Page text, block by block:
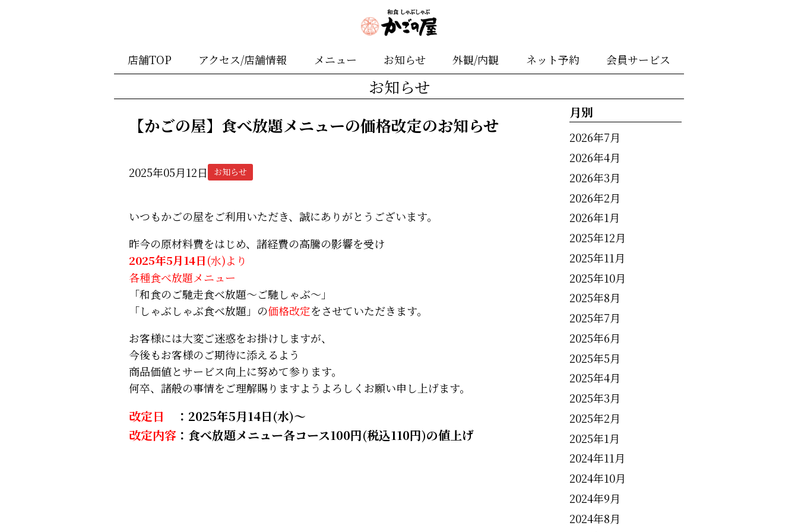
店舗TOP アクセス/店舗情報 メニュー お知らせ 外観/内観 ネット予約 会員サービス
お知らせ
【かごの屋】食べ放題メニューの価格改定のお知らせ
2025年05月12日 お知らせ
いつもかごの屋をご利用いただき、誠にありがとうございます。
昨今の原材料費をはじめ、諸経費の高騰の影響を受け
2025年5月14日(水)より
各種食べ放題メニュー
「和食のご馳走食べ放題～ご馳しゃぶ～」
「しゃぶしゃぶ食べ放題」の価格改定をさせていただきます。
お客様には大変ご迷惑をお掛けしますが、
今後もお客様のご期待に添えるよう
商品価値とサービス向上に努めて参ります。
何卒、諸般の事情をご理解賜りますようよろしくお願い申し上げます。
改定日
：2025年5月14日(水)～
改定内容 ：食べ放題メニュー各コース100円(税込110円)の値上げ
月別
2026年7月
2026年4月
2026年3月
2026年2月
2026年1月
2025年12月
2025年11月
2025年10月
2025年8月
2025年7月
2025年6月
2025年5月
2025年4月
2025年3月
2025年2月
2025年1月
2024年11月
2024年10月
2024年9月
2024年8月